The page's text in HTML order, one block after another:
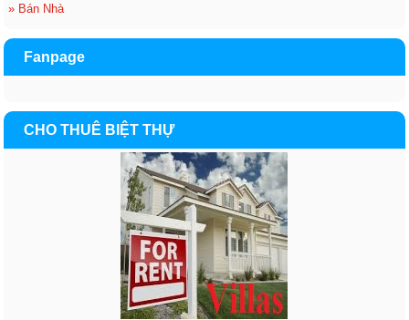
» Bán Nhà
Fanpage
CHO THUÊ BIỆT THỰ